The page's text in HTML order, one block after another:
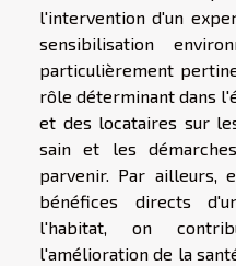
l'intervention d'un
sensibilisation
particulièrement
rôle déterminant dans
et des locataires sur
sain et les
parvenir. Par ailleurs,
bénéfices directs
l'habitat, on
l'amélioration de la